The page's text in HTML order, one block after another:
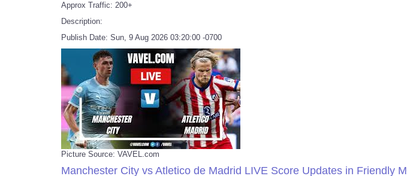
Approx Traffic: 200+
Description:
Publish Date: Sun, 9 Aug 2026 03:20:00 -0700
Picture Source: VAVEL.com
Manchester City vs Atletico de Madrid LIVE Score Updates in Friendly